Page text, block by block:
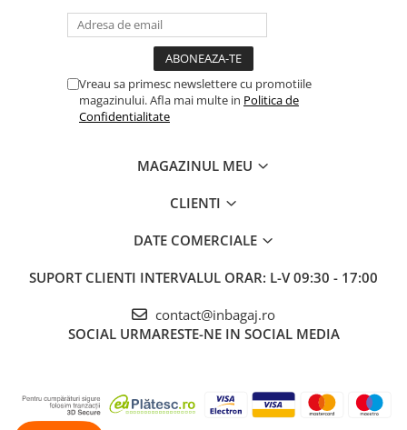
Vreau sa primesc newslettere cu promotiile
magazinului. Afla mai multe in Politica de
Confidentialitate
MAGAZINUL MEU
CLIENTI
DATE COMERCIALE
SUPORT CLIENTI INTERVALUL ORAR: L-V 09:30 - 17:00
contact@inbagaj.ro
SOCIAL URMARESTE-NE IN SOCIAL MEDIA